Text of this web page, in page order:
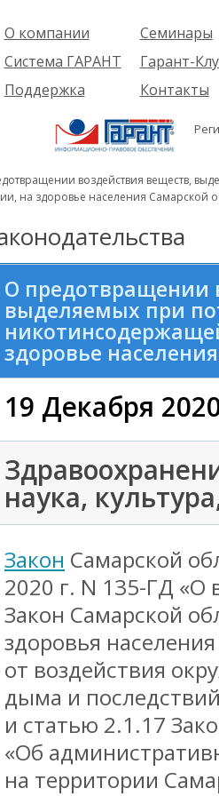
О компании
Компания
Проекты
Партнеры
Вакансии
Реквизиты
Информация
Система ГАРАНТ
О системе
решения
Комплекты
Новинки
История
Поддержка
Пользователям
Будущим
пользователям
Семинары
Об услуге
семинары
Гарант-
Контакты
воздействия веществ,
на здоровье населения Самарской
О предотвращении
выделяемых при
здоровье
19 Декабря
наука,
Закон Самарской
2020 г. N 135-ГД «О
Закон Самарской
здоровья
от воздействия
дыма и
и статью 2.1.17
«Об
на территории